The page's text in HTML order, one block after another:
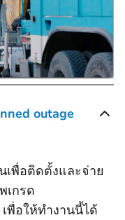
outage
เพื่อติดตั้งและจ่าย
เกรด
พื่อให้ทำงานนี้ได้